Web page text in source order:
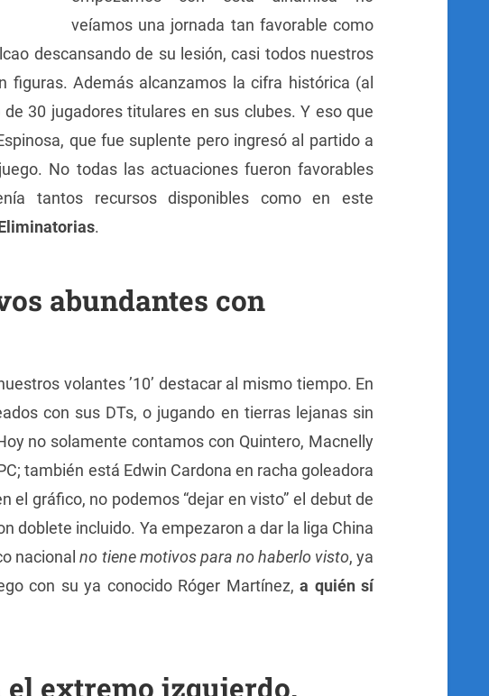
veíamos una jornada tan favorable como
descansando de su lesión, casi todos nuestros
figuras. Además alcanzamos la cifra histórica (al
30 jugadores titulares en sus clubes. Y eso que
que fue suplente pero ingresó al partido a
No todas las actuaciones fueron favorables
tantos recursos disponibles como en este
.
abundantes con
volantes ’10’ destacar al mismo tiempo. En
con sus DTs, o jugando en tierras lejanas sin
no solamente contamos con Quintero, Macnelly
también está Edwin Cardona en racha goleadora
el gráfico, no podemos “dejar en visto” el debut de
doblete incluido. Ya empezaron a dar la liga China
nacionalno tiene motivos para no haberlo visto, ya
con su ya conocido Róger Martínez,a quién sí
el extremo izquierdo.